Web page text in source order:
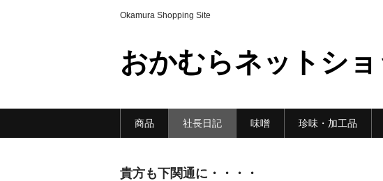
Okamura Shopping Site
おかむらネットシ
商品 社長日記 味噌 珍味・加工品
貴方も下関通に・・・・